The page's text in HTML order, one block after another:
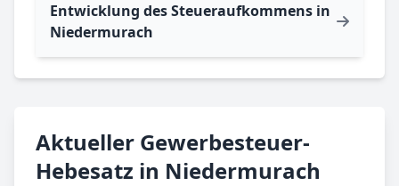
Entwicklung des Steueraufkommens in
Niedermurach
Aktueller Gewerbesteuer-
Hebesatz in Niedermurach